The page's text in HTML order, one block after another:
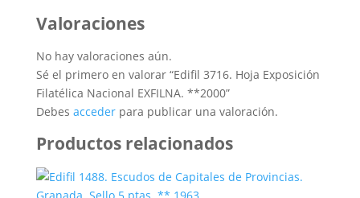
Valoraciones
No hay valoraciones aún.
Sé el primero en valorar “Edifil 3716. Hoja Exposición
Filatélica Nacional EXFILNA. **2000”
Debes accederpara publicar una valoración.
Productos relacionados